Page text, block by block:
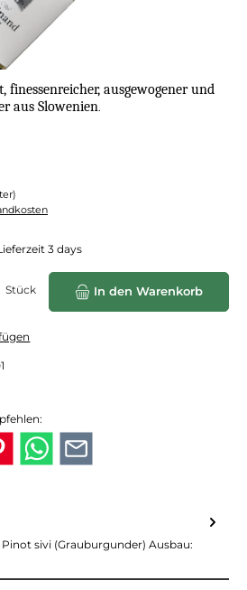
finessenreicher, ausgewogener und
aus Slowenien.
3 days
Wert ein oder benutze die
Stück In den Warenkorb
sivi (Grauburgunder) Ausbau: